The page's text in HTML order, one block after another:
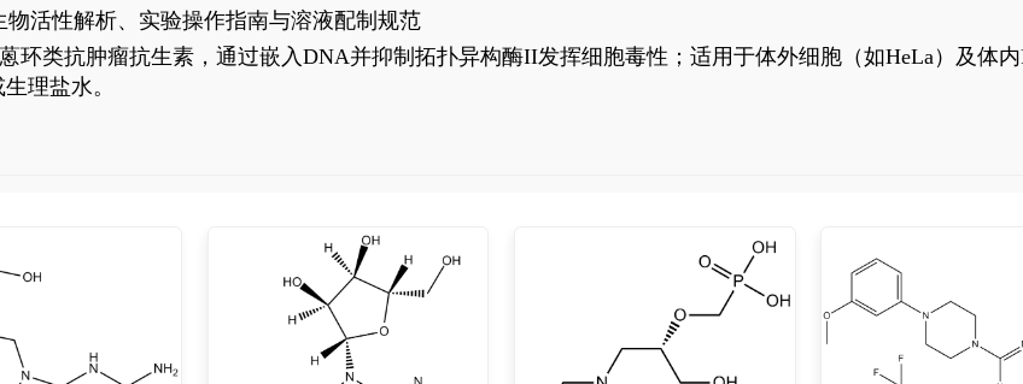
物活性解析、实验操作指南与溶液配制规范
环类抗肿瘤抗生素，通过嵌入DNA并抑制拓扑异构酶II发挥细胞毒性；适用于体外细胞（如HeLa）及体内
理盐水。